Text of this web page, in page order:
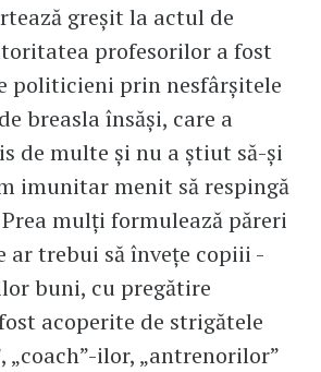
greșit la actul de
profesorilor a fost
politicieni prin nesfârșitele
breasla însăși, care a
de multe și nu a știut să-și
imunitar menit să respingă
Prea mulți formulează păreri
ar trebui să învețe copiii -
buni, cu pregătire
acoperite de strigătele
„coach”-ilor, „antrenorilor”